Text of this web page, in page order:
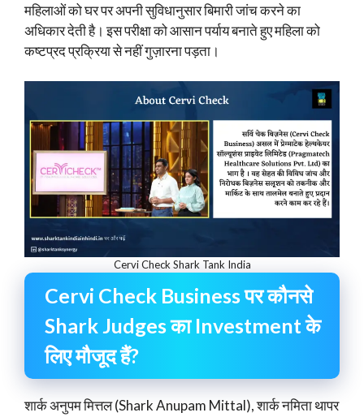
महिलाओं को घर पर अपनी सुविधानुसार बिमारी जांच करने का
अधिकार देती है। इस परीक्षा को आसान पर्याय बनाते हुए महिला को
कष्टप्रद प्रक्रिया से नहीं गुज़ारना पड़ता।
Cervi Check Shark Tank India
Cervi Check Business पर कौनसे
Shark Judges का Investment के
लिए मौजूद हैं?
शार्क अनुपम मित्तल (Shark Anupam Mittal), शार्क नमिता थापर